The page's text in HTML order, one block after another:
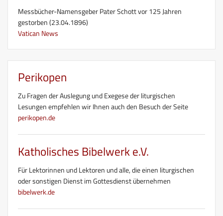
Messbücher-Namensgeber Pater Schott vor 125 Jahren
gestorben (23.04.1896)
Vatican News
Perikopen
Zu Fragen der Auslegung und Exegese der liturgischen
Lesungen empfehlen wir Ihnen auch den Besuch der Seite
perikopen.de
Katholisches Bibelwerk e.V.
Für Lektorinnen und Lektoren und alle, die einen liturgischen
oder sonstigen Dienst im Gottesdienst übernehmen
bibelwerk.de